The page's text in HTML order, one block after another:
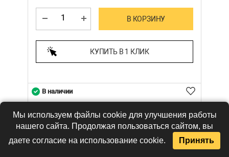
В КОРЗИНУ
КУПИТЬ В 1 КЛИК
В наличии
Мы используем файлы cookie для улучшения работы
нашего сайта. Продолжая пользоваться сайтом, вы
даете согласие на использование cookie.
Принять